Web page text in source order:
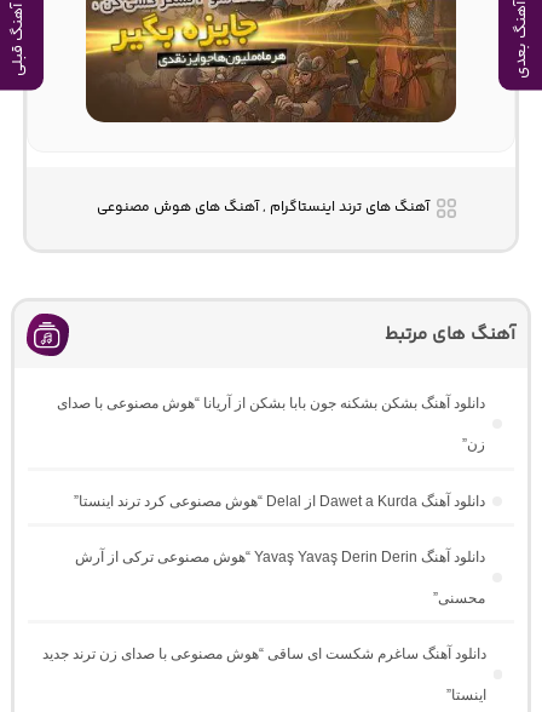
آهنگ بعدی آهنگ قبلی
آهنگ های ترند اینستاگرام , آهنگ های هوش مصنوعی
آهنگ های مرتبط
دانلود آهنگ بشکن بشکنه جون بابا بشکن از آریانا “هوش مصنوعی با صدای
زن”
دانلود آهنگ Dawet a Kurda از Delal “هوش مصنوعی کرد ترند اینستا”
دانلود آهنگ Yavaş Yavaş Derin Derin “هوش مصنوعی ترکی از آرش
محسنی”
دانلود آهنگ ساغرم شکست ای ساقی “هوش مصنوعی با صدای زن ترند جدید
اینستا”